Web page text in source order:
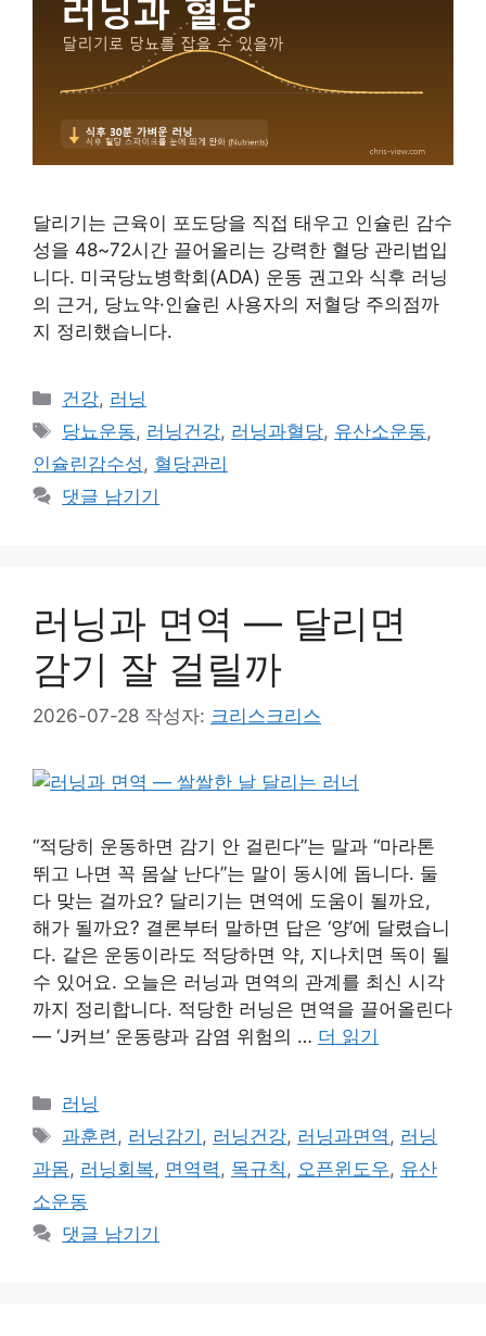
달리기는 근육이 포도당을 직접 태우고 인슐린 감수
성을 48~72시간 끌어올리는 강력한 혈당 관리법입
니다. 미국당뇨병학회(ADA) 운동 권고와 식후 러닝
의 근거, 당뇨약·인슐린 사용자의 저혈당 주의점까
지 정리했습니다.
카
테
고
리
건강, 러닝
태
그
당뇨운동, 러닝건강, 러닝과혈당, 유산소운동,
인슐린감수성 , 혈당관리
댓글 남기기
러닝과 면역 — 달리면
감기 잘 걸릴까
2026-07-28 작성자: 크리스크리스
“적당히 운동하면 감기 안 걸린다”는 말과 “마라톤
뛰고 나면 꼭 몸살 난다”는 말이 동시에 돕니다. 둘
다 맞는 걸까요? 달리기는 면역에 도움이 될까요,
해가 될까요? 결론부터 말하면 답은 ‘양’에 달렸습니
다. 같은 운동이라도 적당하면 약, 지나치면 독이 될
수 있어요. 오늘은 러닝과 면역의 관계를 최신 시각
까지 정리합니다. 적당한 러닝은 면역을 끌어올린다
— ‘J커브’ 운동량과 감염 위험의 … 더 읽기
카
테
리
러닝
태
그
과훈련, 러닝감기 , 러닝건강, 러닝과면역, 러닝
과몸, 러닝회복, 면역력, 목규칙, 오픈윈도우, 유산
소운동
댓글 남기기